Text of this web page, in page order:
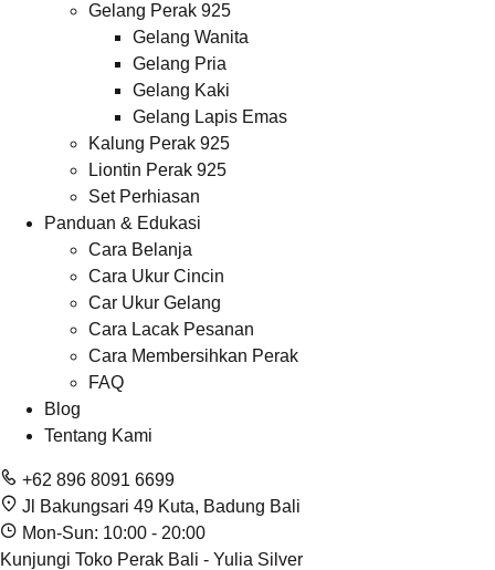
Gelang Perak 925
Gelang Wanita
Gelang Pria
Gelang Kaki
Gelang Lapis Emas
Kalung Perak 925
Liontin Perak 925
Set Perhiasan
Panduan & Edukasi
Cara Belanja
Cara Ukur Cincin
Car Ukur Gelang
Cara Lacak Pesanan
Cara Membersihkan Perak
FAQ
Blog
Tentang Kami
+62 896 8091 6699
Jl Bakungsari 49 Kuta, Badung Bali
Mon-Sun: 10:00 - 20:00
Kunjungi Toko Perak Bali - Yulia Silver